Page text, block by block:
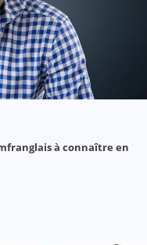
à connaître en